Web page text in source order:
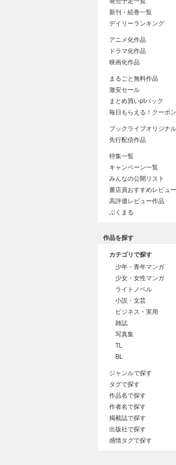
新刊・続巻一覧
デイリーランキング
アニメ化作品
ドラマ化作品
映画化作品
まるごと無料作品
激安セール
まとめ買いptバック
毎日もらえる！クーポ
ブックライブオリジナ
先行配信作品
特集一覧
キャンペーン一覧
みんなの公開リスト
書店員おすすめレビュー
高評価レビュー作品
ぶくまる
作品を探す
カテゴリで探す
少年・青年マンガ
少女・女性マンガ
ライトノベル
小説・文芸
ビジネス・実用
雑誌
写真集
TL
BL
ジャンルで探す
タグで探す
作品名で探す
作者名で探す
掲載誌で探す
出版社で探す
感情タグで探す